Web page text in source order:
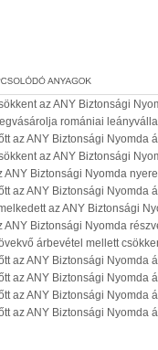
az ANY Biztonsági
romániai
az ANY Biztonsági Nyomda
az ANY Biztonsági
ANY Biztonsági Nyomda
az ANY Biztonsági Nyomda
az ANY Biztonsági
ANY Biztonsági Nyomda
árbevétel mellett
az ANY Biztonsági Nyomda
az ANY Biztonsági Nyomda
az ANY Biztonsági Nyomda
az ANY Biztonsági Nyomda